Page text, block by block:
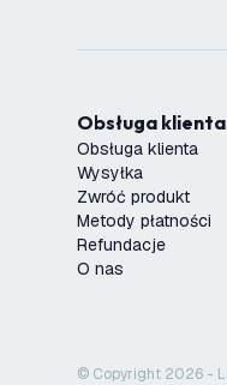
Obsługa klienta
Obsługa klienta
Wysyłka
Zwróć produkt
Metody płatności
Refundacje
O nas
© Copyright 2026 -